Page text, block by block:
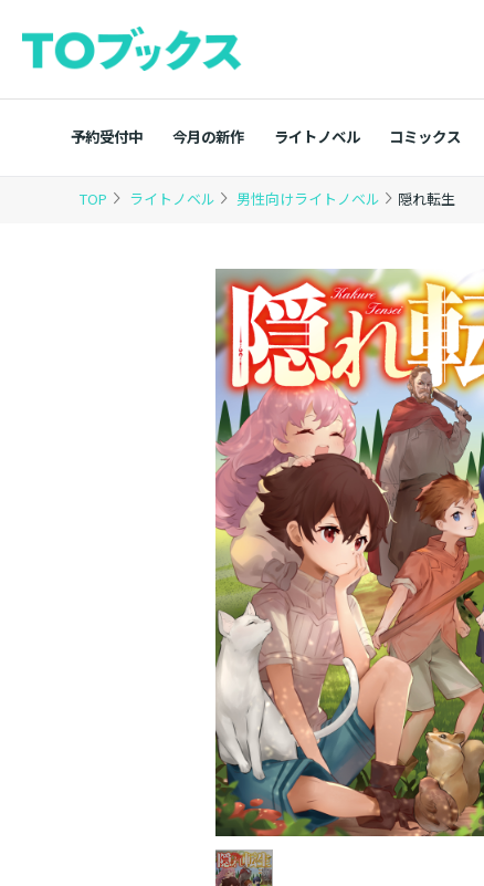
予約受付中 今月の新作 ライトノベル コミックス
TOP ライトノベル 男性向けライトノベル 隠れ転生